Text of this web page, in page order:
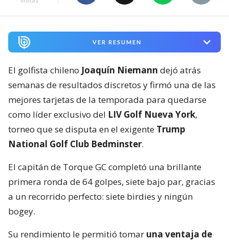
VER RESUMEN
El golfista chileno Joaquín Niemann dejó atrás
semanas de resultados discretos y firmó una de las
mejores tarjetas de la temporada para quedarse
como líder exclusivo del LIV Golf Nueva York,
torneo que se disputa en el exigente Trump
National Golf Club Bedminster.
El capitán de Torque GC completó una brillante
primera ronda de 64 golpes, siete bajo par, gracias
a un recorrido perfecto: siete birdies y ningún
bogey.
Su rendimiento le permitió tomar una ventaja de